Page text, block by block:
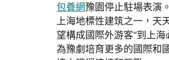
包養網豫園停止駐場表演
上海地標性建筑之一，天
望構成國際外游客“到上
為豫劇培育更多的國際和